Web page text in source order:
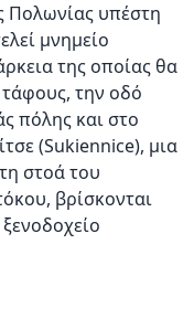
Πολωνίας υπέστη
μνημείο
της οποίας θα
την οδό
πόλης και στο
(Sukiennice), μια
στοά του
βρίσκονται